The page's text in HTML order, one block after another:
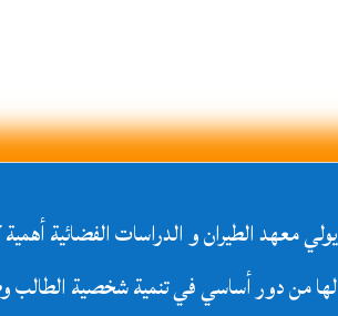
يولي معهد الطيران و الدراسات الفضائية أهمية
لها من دور أساسي في تنمية شخصية الطالب